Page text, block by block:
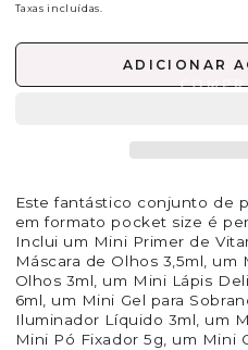
regular
Taxas incluídas.
ADICIONAR
Este fantástico conjunto de
em formato pocket size é
Inclui um Mini Primer de
Máscara de Olhos 3,5ml, um
Olhos 3ml, um Mini Lápis
6ml, um Mini Gel para
Iluminador Líquido 3ml, um
Mini Pó Fixador 5g, um Mini